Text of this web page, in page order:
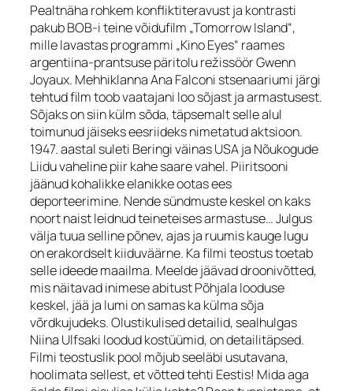
Pealtnäha rohkem konfliktiteravust ja kontrasti
pakub BOB-i teine võidufilm „Tomorrow Island“,
mille lavastas programmi „Kino Eyes“ raames
argentiina-prantsuse päritolu režissöör Gwenn
Joyaux. Mehhiklanna Ana Falconi stsenaariumi järgi
tehtud film toob vaatajani loo sõjast ja armastusest.
Sõjaks on siin külm sõda, täpsemalt selle alul
toimunud jäiseks eesriideks nimetatud aktsioon.
1947. aastal suleti Beringi väinas USA ja Nõukogude
Liidu vaheline piir kahe saare vahel. Piiritsooni
jäänud kohalikke elanikke ootas ees
deporteerimine. Nende sündmuste keskel on kaks
noort naist leidnud teineteises armastuse… Julgus
välja tuua selline põnev, ajas ja ruumis kauge lugu
on erakordselt kiiduväärne. Ka filmi teostus toetab
selle ideede maailma. Meelde jäävad droonivõtted,
mis näitavad inimese abitust Põhjala looduse
keskel, jää ja lumi on samas ka külma sõja
võrdkujudeks. Olustikulised detailid, sealhulgas
Niina Ulfsaki loodud kostüümid, on detailitäpsed.
Filmi teostuslik pool mõjub seeläbi usutavana,
hoolimata sellest, et võtted tehti Eestis! Mida aga